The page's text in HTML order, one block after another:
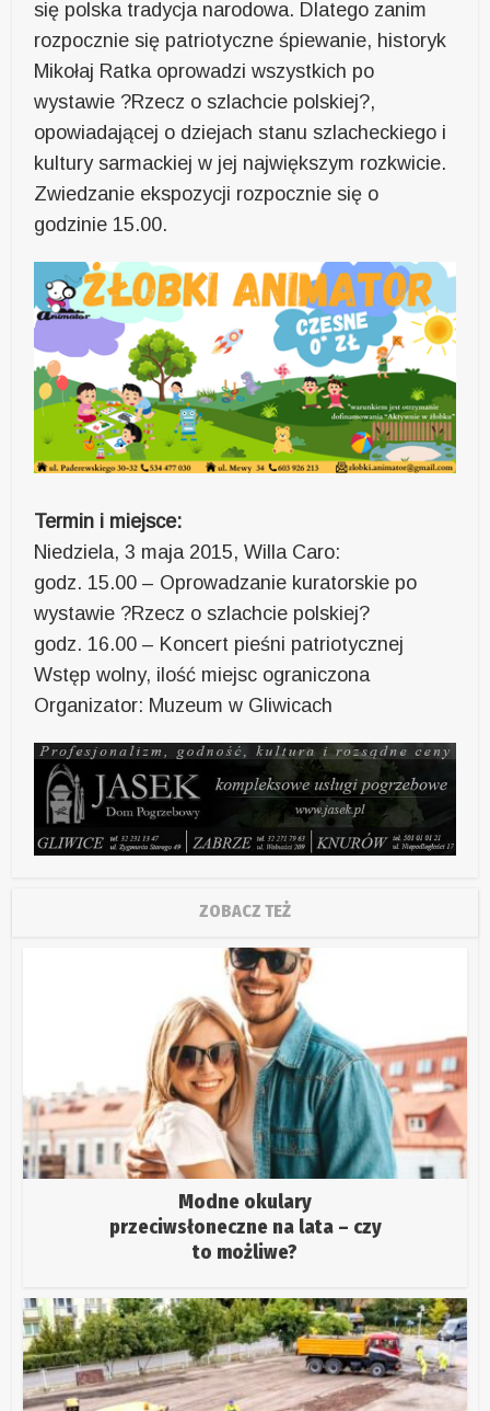
się polska tradycja narodowa. Dlatego zanim
rozpocznie się patriotyczne śpiewanie, historyk
Mikołaj Ratka oprowadzi wszystkich po
wystawie ?Rzecz o szlachcie polskiej?,
opowiadającej o dziejach stanu szlacheckiego i
kultury sarmackiej w jej największym rozkwicie.
Zwiedzanie ekspozycji rozpocznie się o
godzinie 15.00.
Termin i miejsce:
Niedziela, 3 maja 2015, Willa Caro:
godz. 15.00 – Oprowadzanie kuratorskie po
wystawie ?Rzecz o szlachcie polskiej?
godz. 16.00 – Koncert pieśni patriotycznej
Wstęp wolny, ilość miejsc ograniczona
Organizator: Muzeum w Gliwicach
ZOBACZ TEŻ
Modne okulary
przeciwsłoneczne na lata – czy
to możliwe?